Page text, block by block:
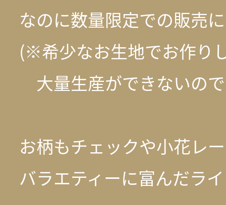
なのに数量限定での販売
(※希少なお生地でお作り
大量生産ができないの
お柄もチェックや小花レ
バラエティーに富んだラ